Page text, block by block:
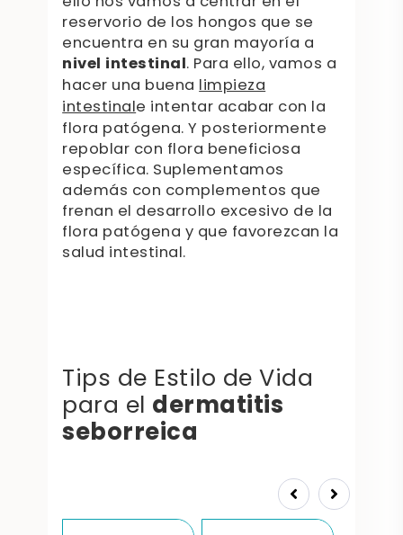
reservorio de los hongos que se
encuentra en su gran mayoría a
nivel intestinal. Para ello, vamos a
hacer una buenalimpieza
intestinale intentar acabar con la
flora patógena. Y posteriormente
repoblar con flora beneficiosa
específica. Suplementamos
además con complementos que
frenan el desarrollo excesivo de la
flora patógena y que favorezcan la
salud intestinal.
Tips de Estilo de Vida
para el dermatitis
seborreica
Prev Next